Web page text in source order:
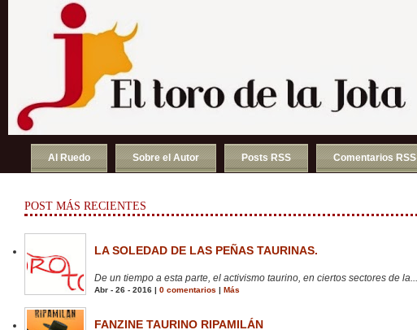
Al Ruedo Sobre el Autor Posts RSS Comentarios RSS
POST MÁS RECIENTES
LA SOLEDAD DE LAS PEÑAS TAURINAS.
De un tiempo a esta parte, el activismo taurino, en ciertos sectores de la...
Abr - 26 - 2016 | 0 comentarios | Más
FANZINE TAURINO RIPAMILÁN